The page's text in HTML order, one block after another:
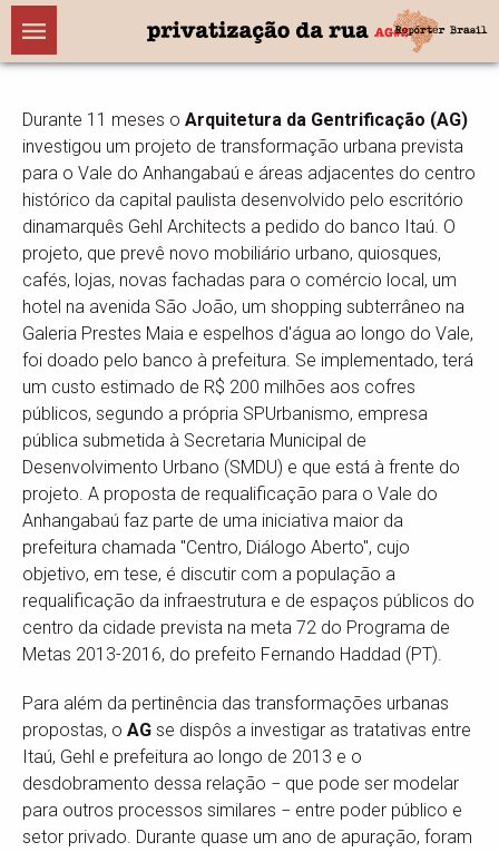
Durante 11 meses o Arquitetura da Gentrificação (AG)
investigou um projeto de transformação urbana prevista
para o Vale do Anhangabaú e áreas adjacentes do centro
histórico da capital paulista desenvolvido pelo escritório
dinamarquês Gehl Architects a pedido do banco Itaú. O
projeto, que prevê novo mobiliário urbano, quiosques,
cafés, lojas, novas fachadas para o comércio local, um
hotel na avenida São João, um shopping subterrâneo na
Galeria Prestes Maia e espelhos d'água ao longo do Vale,
foi doado pelo banco à prefeitura. Se implementado, terá
um custo estimado de R$ 200 milhões aos cofres
públicos, segundo a própria SPUrbanismo, empresa
pública submetida à Secretaria Municipal de
Desenvolvimento Urbano (SMDU) e que está à frente do
projeto. A proposta de requalificação para o Vale do
Anhangabaú faz parte de uma iniciativa maior da
prefeitura chamada "Centro, Diálogo Aberto", cujo
objetivo, em tese, é discutir com a população a
requalificação da infraestrutura e de espaços públicos do
centro da cidade prevista na meta 72 do Programa de
Metas 2013-2016, do prefeito Fernando Haddad (PT).
Para além da pertinência das transformações urbanas
propostas, o AG se dispôs a investigar as tratativas entre
Itaú, Gehl e prefeitura ao longo de 2013 e o
desdobramento dessa relação − que pode ser modelar
para outros processos similares − entre poder público e
setor privado. Durante quase um ano de apuração, foram